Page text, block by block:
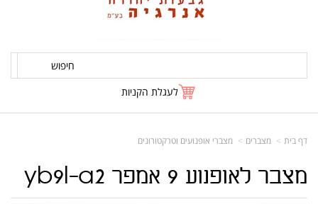
חיפוש
לעגלת הקניות
דף בית מצברים מצברי אופנועים וטרקטורונים
מצבר לאופנוע 9 אמפר yb9l-a2